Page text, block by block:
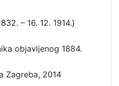
– 16. 12. 1914.)
objavljenog 1884.
Zagreba, 2014